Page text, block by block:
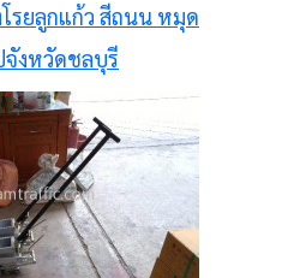
รยลูกแก้ว สีถนน หมุด
งหวัดชลบุรี